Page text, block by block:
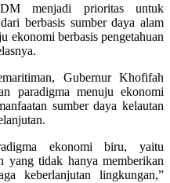
menjadi prioritas untuk
berbasis sumber daya alam
ekonomi berbasis pengetahuan
Gubernur Khofifah
paradigma menuju ekonomi
sumber daya kelautan
ekonomi biru, yaitu
yang tidak hanya memberikan
keberlanjutan lingkungan,”